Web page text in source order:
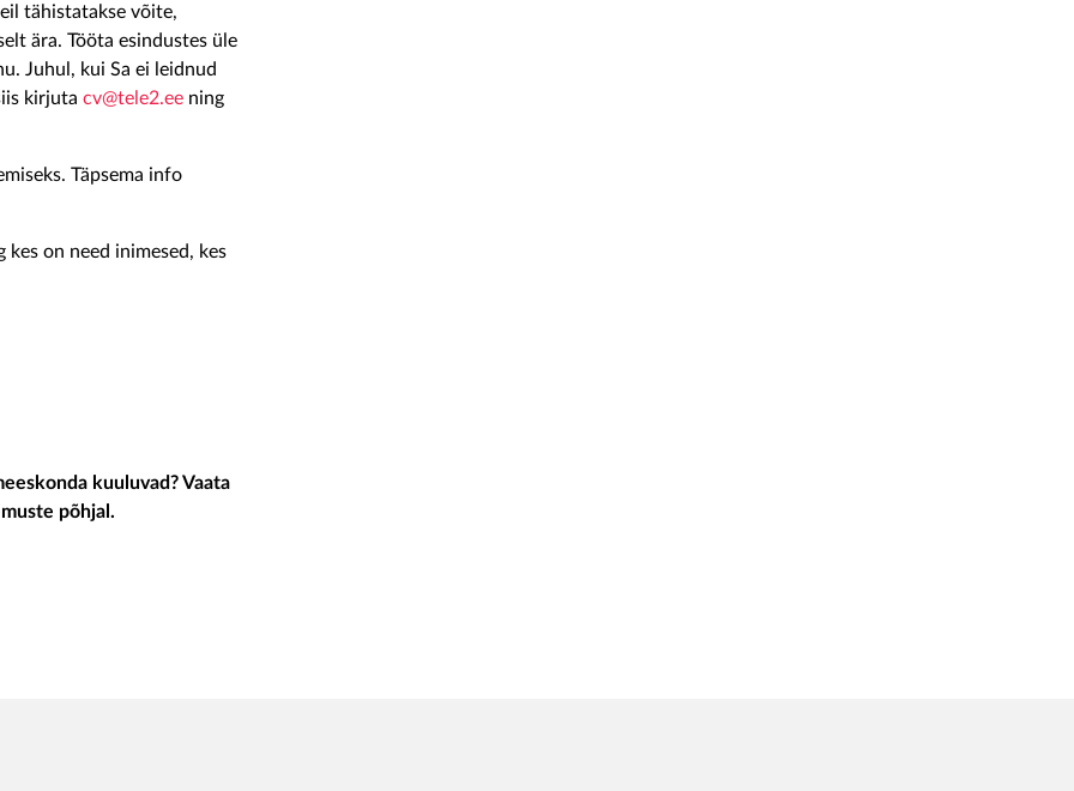
tähistatakse võite,
ära. Tööta esindustes üle
Juhul, kui Sa ei leidnud
kirjuta cv@tele2.ee ning
Täpsema info
on need inimesed, kes
kuuluvad? Vaata
põhjal.